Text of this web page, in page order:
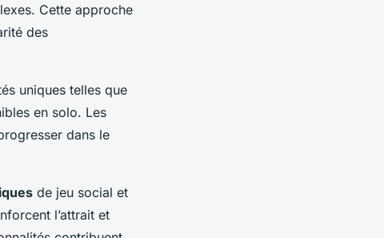
Cette approche
des
uniques telles que
en solo. Les
dans le
de jeu social et
l’attrait et